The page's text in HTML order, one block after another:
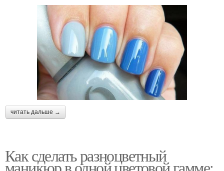
читать дальше →
Как сделать разноцветный